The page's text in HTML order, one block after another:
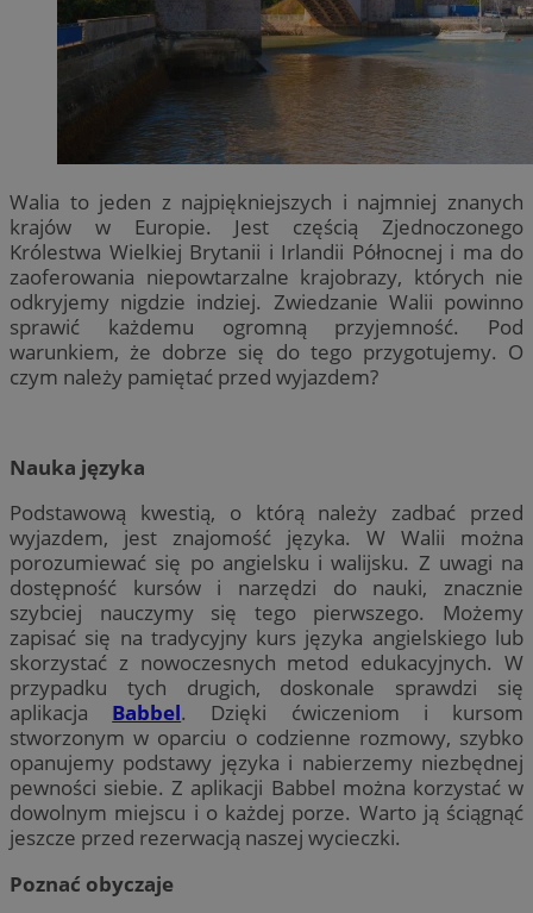
Walia to jeden z najpiękniejszych i najmniej znanych
krajów w Europie. Jest częścią Zjednoczonego
Królestwa Wielkiej Brytanii i Irlandii Północnej i ma do
zaoferowania niepowtarzalne krajobrazy, których nie
odkryjemy nigdzie indziej. Zwiedzanie Walii powinno
sprawić każdemu ogromną przyjemność. Pod
warunkiem, że dobrze się do tego przygotujemy. O
czym należy pamiętać przed wyjazdem?
Nauka języka
Podstawową kwestią, o którą należy zadbać przed
wyjazdem, jest znajomość języka. W Walii można
porozumiewać się po angielsku i walijsku. Z uwagi na
dostępność kursów i narzędzi do nauki, znacznie
szybciej nauczymy się tego pierwszego. Możemy
zapisać się na tradycyjny kurs języka angielskiego lub
skorzystać z nowoczesnych metod edukacyjnych. W
przypadku tych drugich, doskonale sprawdzi się
aplikacja Babbel. Dzięki ćwiczeniom i kursom
stworzonym w oparciu o codzienne rozmowy, szybko
opanujemy podstawy języka i nabierzemy niezbędnej
pewności siebie. Z aplikacji Babbel można korzystać w
dowolnym miejscu i o każdej porze. Warto ją ściągnąć
jeszcze przed rezerwacją naszej wycieczki.
Poznać obyczaje